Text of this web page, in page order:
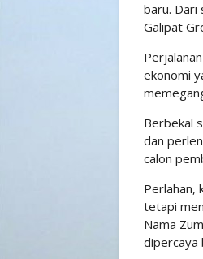
baru. Dari
Galipat
ekonomi
Berbekal
dan
calon
Perlahan,
tetapi
Nama
dipercaya